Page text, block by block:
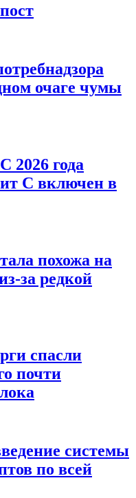
очаге чумы
2026 года
С включен в
похожа на
за редкой
спасли
почти
системы
по всей